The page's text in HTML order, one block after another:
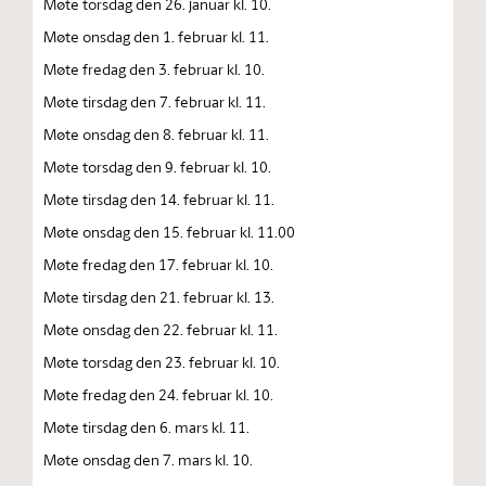
Møte onsdag den 1. februar kl. 11.
Møte fredag den 3. februar kl. 10.
Møte tirsdag den 7. februar kl. 11.
Møte onsdag den 8. februar kl. 11.
Møte torsdag den 9. februar kl. 10.
Møte tirsdag den 14. februar kl. 11.
Møte onsdag den 15. februar kl. 11.00
Møte fredag den 17. februar kl. 10.
Møte tirsdag den 21. februar kl. 13.
Møte onsdag den 22. februar kl. 11.
Møte torsdag den 23. februar kl. 10.
Møte fredag den 24. februar kl. 10.
Møte tirsdag den 6. mars kl. 11.
Møte onsdag den 7. mars kl. 10.